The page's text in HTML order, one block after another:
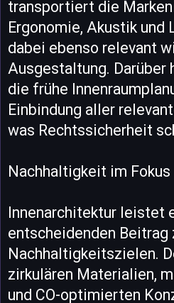
transportiert die
Ergonomie, Akustik und
dabei ebenso relevant
Ausgestaltung. Darüber
die frühe
Einbindung aller
was Rechtssicherheit
Nachhaltigkeit im Fokus
Innenarchitektur leistet
entscheidenden Beitrag
Nachhaltigkeitszielen.
zirkulären Materialien,
und CO-optimierten